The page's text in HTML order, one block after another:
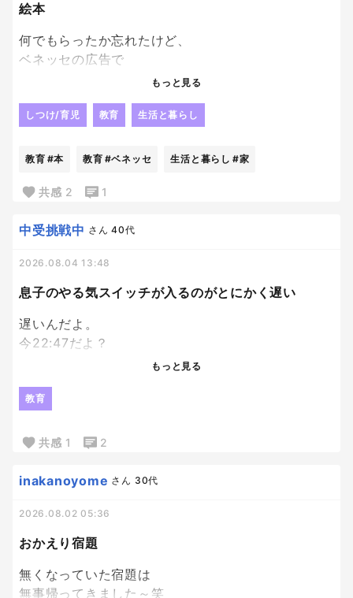
絵本
何でもらったか忘れたけど、
ベネッセの広告で
て、
とも思いつつ、
兄妹分の計３冊申し込んでおいたんだけど、
笑
それなりに種類もあるなかで選べて、
Ｗ抽選付のものだったんだけど、
もうそっちの抽選外れても満足。笑
もっと見る
しつけ/育児 教育 生活と暮らし
教育 #本 教育 #ベネッセ 生活と暮らし #家
共感 2 1
息子のやる気スイッチが入るのがとにかく遅い
中受挑戦中 さん 40代
2026.08.04 13:48
遅いんだよ。
今22:47だよ？
エンジンかかり始めたのが22時過ぎってなんなん。
模試の解き直ししてるのはえらいよ！
か！って嬉しいよ！？
でもね、時間見て？
私のゴールデンタイムが削られていくーー泣
もっと見る
教育
共感 1 2
おかえり宿題
inakanoyome さん 30代
2026.08.02 05:36
無くなっていた宿題は
無事帰ってきました～笑